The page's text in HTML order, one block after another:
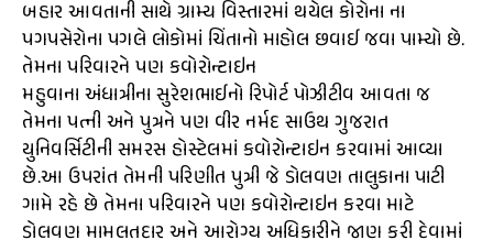
બહાર આવતાની સાથે ગ્રામ્ય વિસ્તારમાં થયેલ કોરોના ના
પગપસેરોના પગલે લોકોમાં ચિંતાનો માહોલ છવાઈ જવા પામ્યો છે.
તેમના પરિવારને પણ કવોરોન્ટાઇન
મહુવાના અંધાત્રીના સુરેશભાઈનો રિપોર્ટ પોઝીટીવ આવતા જ
તેમના પત્ની અને પુત્રને પણ વીર નર્મદ સાઉથ ગુજરાત
યુનિવર્સિટીની સમરસ હોસ્ટેલમાં કવોરોન્ટાઇન કરવામાં આવ્યા
છે.આ ઉપરાંત તેમની પરિણીત પુત્રી જે ડોલવણ તાલુકાના પાટી
ગામે રહે છે તેમના પરિવારને પણ કવોરોન્ટાઇન કરવા માટે
ડોલવણ મામલતદાર અને આરોગ્ય અધિકારીને જાણ કરી દેવામાં